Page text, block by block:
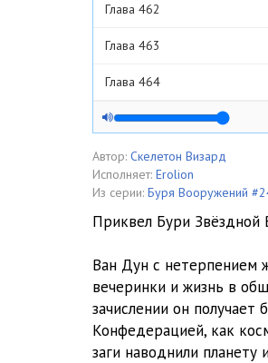
Глава 462
Глава 463
Глава 464
Глава 465
Глава 466
Глава 467
Глава 468
Глава 469
Глава 470
Глава 471
Автор: Скелетон Визард
Исполняет: Erolion
Из серии: Буря Вооружений
Приквел Бури Звёздной
Ван Дун с нетерпением
вечеринки и жизнь в
зачислении он получает
Конфедерацией, как
заги наводнили